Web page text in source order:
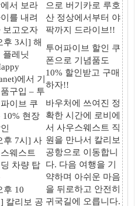
에서 보라
를 내려
보고오자
후 3시] 해
플레닛
에서 기
구입 – 투
이브 쿠
10% 현장
후 7시] 사
웨스트
차량 탑
후 10
칼리보 공
으로 버기카로 루호
산 정상에서부터 야
팍까지 드라이브!!
투어파이브 할인 쿠
폰으로 기념품도
10% 할인받고 구매
하자!!
바우처에 쓰여진 정
확한 시간에 로비에
서 사우스웨스트 직
원을 만나서 칼리보
공항으로 이동합니
다. 다음 여행을 기
약하며 아쉬운 마음
을 뒤로하고 안전히
귀국길에 오릅니다.